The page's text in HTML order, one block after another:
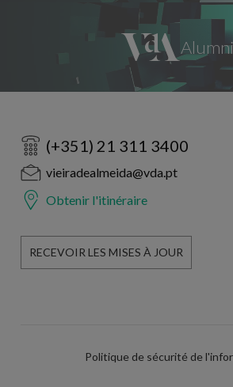
(+351) 21 311 3400
vieiradealmeida@vda.pt
Obtenir l'itinéraire
RECEVOIR LES MISES À JOUR
Politique de sécurité de